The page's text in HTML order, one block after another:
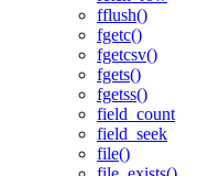
fflush()
fgetc()
fgetcsv()
fgets()
fgetss()
field_count
field_seek
file()